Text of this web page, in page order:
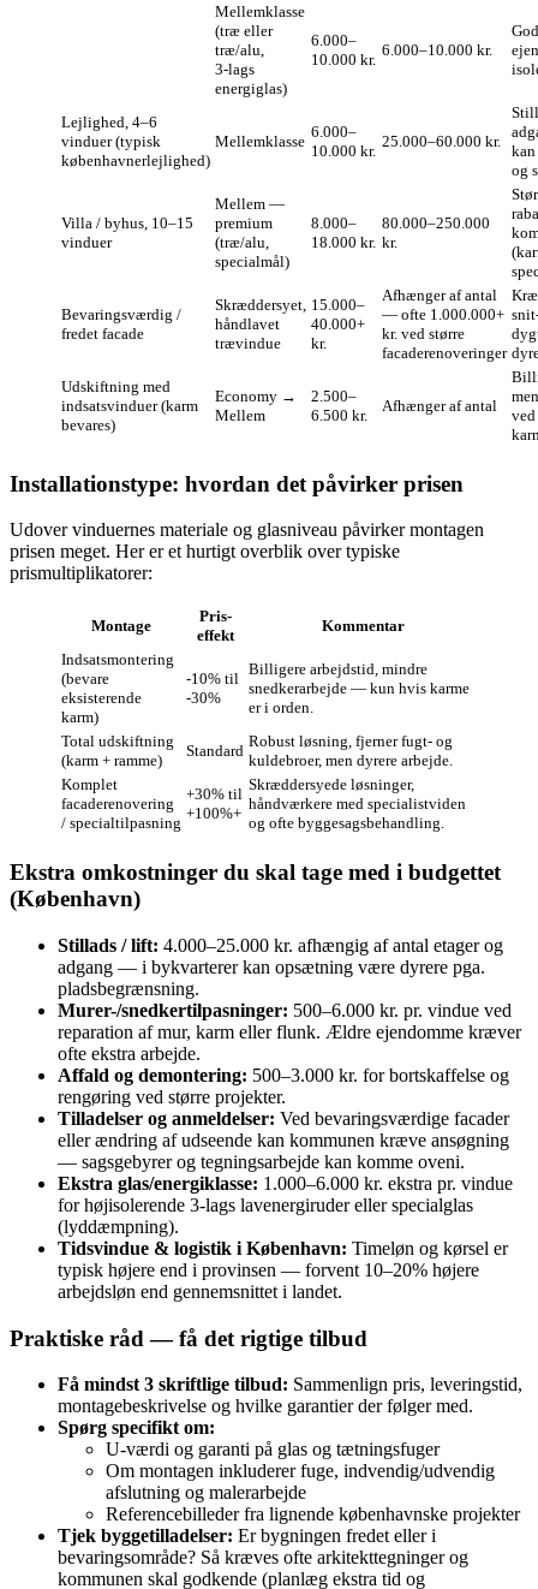
Mellemklasse
(træ eller
træ/alu,
3‑lags
energiglas)
6.000–
10.000 kr.
6.000–10.000 kr.
Lejlighed, 4–6
vinduer (typisk
københavnerlejlighed)
Mellemklasse
6.000–
10.000 kr.
25.000–60.000 kr.
kan
og
Villa / byhus, 10–15
vinduer
Mellem —
premium
(træ/alu,
specialmål)
8.000–
18.000 kr.
80.000–250.000
kr.
Bevaringsværdig /
fredet facade
Skræddersyet,
håndlavet
trævindue
15.000–
40.000+
kr.
Afhænger af antal
— ofte 1.000.000+
kr. ved større
facaderenoveringer
Udskiftning med
indsatsvinduer (karm
bevares)
Economy →
Mellem
2.500–
6.500 kr.
Afhænger af antal
ved
Installationstype: hvordan det påvirker prisen
Udover vinduernes materiale og glasniveau påvirker montagen
prisen meget. Her er et hurtigt overblik over typiske
prismultiplikatorer:
Montage
Pris-
effekt
Kommentar
Indsatsmontering
(bevare
eksisterende
karm)
-10% til
-30%
Billigere arbejdstid, mindre
snedkerarbejde — kun hvis karme
er i orden.
Total udskiftning
(karm + ramme)
Standard
Robust løsning, fjerner fugt- og
kuldebroer, men dyrere arbejde.
Komplet
facaderenovering
/ specialtilpasning
+30% til
+100%+
Skræddersyede løsninger,
håndværkere med specialistviden
og ofte byggesagsbehandling.
Ekstra omkostninger du skal tage med i budgettet
(København)
Stillads / lift: 4.000–25.000 kr. afhængig af antal etager og
adgang — i bykvarterer kan opsætning være dyrere pga.
pladsbegrænsning.
Murer-/snedkertilpasninger: 500–6.000 kr. pr. vindue ved
reparation af mur, karm eller flunk. Ældre ejendomme kræver
ofte ekstra arbejde.
Affald og demontering: 500–3.000 kr. for bortskaffelse og
rengøring ved større projekter.
Tilladelser og anmeldelser: Ved bevaringsværdige facader
eller ændring af udseende kan kommunen kræve ansøgning
— sagsgebyrer og tegningsarbejde kan komme oveni.
Ekstra glas/energiklasse: 1.000–6.000 kr. ekstra pr. vindue
for højisolerende 3‑lags lavenergiruder eller specialglas
(lyddæmpning).
Tidsvindue & logistik i København: Timeløn og kørsel er
typisk højere end i provinsen — forvent 10–20% højere
arbejdsløn end gennemsnittet i landet.
Praktiske råd — få det rigtige tilbud
Få mindst 3 skriftlige tilbud: Sammenlign pris, leveringstid,
montagebeskrivelse og hvilke garantier der følger med.
Spørg specifikt om:
U‑værdi og garanti på glas og tætningsfuger
Om montagen inkluderer fuge, indvendig/udvendig
afslutning og malerarbejde
Referencebilleder fra lignende københavnske projekter
Tjek byggetilladelser: Er bygningen fredet eller i
bevaringsområde? Så kræves ofte arkitekttegninger og
kommunen skal godkende (planlæg ekstra tid og